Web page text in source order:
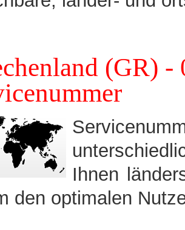
(GR) -
Ihnen
den optimalen